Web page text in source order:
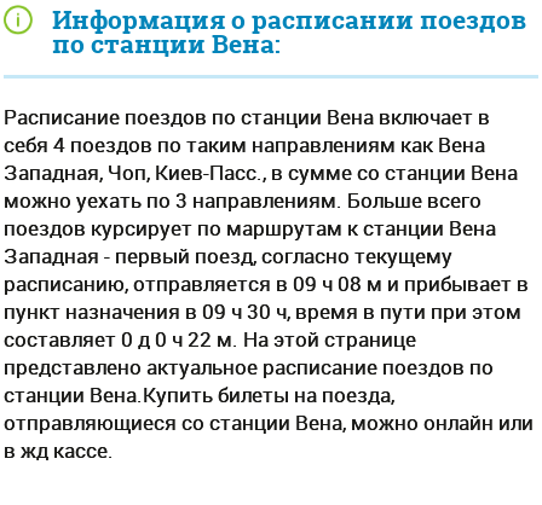
Информация о расписании поездов
по станции Вена:
Расписание поездов по станции Вена включает в
себя 4 поездов по таким направлениям как Вена
Западная, Чоп, Киев-Пасс., в сумме со станции Вена
можно уехать по 3 направлениям. Больше всего
поездов курсирует по маршрутам к станции Вена
Западная - первый поезд, согласно текущему
расписанию, отправляется в 09 ч 08 м и прибывает в
пункт назначения в 09 ч 30 ч, время в пути при этом
составляет 0 д 0 ч 22 м. На этой странице
представлено актуальное расписание поездов по
станции Вена.Купить билеты на поезда,
отправляющиеся со станции Вена, можно онлайн или
в жд кассе.